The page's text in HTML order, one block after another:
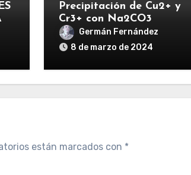
Precipitación de Cu2+ y
Cr3+ con Na2CO3
Germán Fernández
8 de marzo de 2024
están marcados con *